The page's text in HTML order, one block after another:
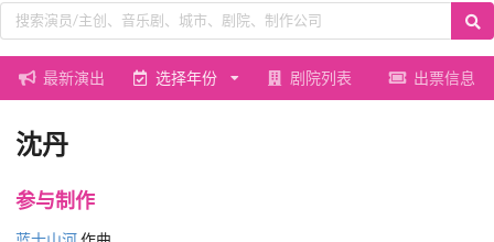
最新演出 选择年份 剧院列表 出票信息
沈丹
参与制作